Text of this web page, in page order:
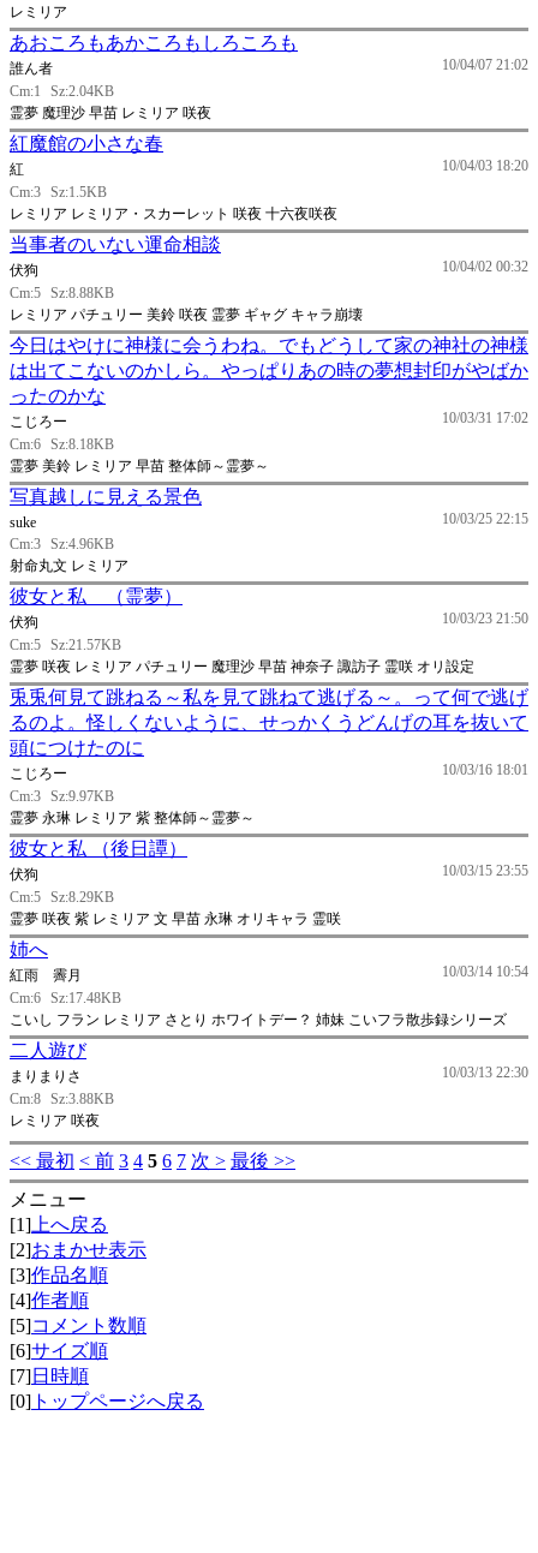
レミリア
あおころもあかころもしろころも
10/04/07 21:02
誰ん者
Cm:1
Sz:2.04KB
霊夢 魔理沙 早苗 レミリア 咲夜
紅魔館の小さな春
10/04/03 18:20
紅
Cm:3 Sz:1.5KB
レミリア レミリア・スカーレット 咲夜 十六夜咲夜
当事者のいない運命相談
10/04/02 00:32
伏狗
Cm:5 Sz:8.88KB
レミリア パチュリー 美鈴 咲夜 霊夢 ギャグ キャラ崩壊
今日はやけに神様に会うわね。でもどうして家の神社の神様
は出てこないのかしら。やっぱりあの時の夢想封印がやばか
ったのかな
10/03/31 17:02
こじろー
Cm:6 Sz:8.18KB
霊夢 美鈴 レミリア 早苗 整体師～霊夢～
写真越しに見える景色
10/03/25 22:15
suke
Cm:3 Sz:4.96KB
射命丸文 レミリア
彼女と私 （霊夢）
10/03/23 21:50
伏狗
Cm:5 Sz:21.57KB
霊夢 咲夜 レミリア パチュリー 魔理沙 早苗 神奈子 諏訪子 霊咲 オリ設定
兎兎何見て跳ねる～私を見て跳ねて逃げる～。って何で逃げ
るのよ。怪しくないように、せっかくうどんげの耳を抜いて
頭につけたのに
10/03/16 18:01
こじろー
Cm:3 Sz:9.97KB
霊夢 永琳 レミリア 紫 整体師～霊夢～
彼女と私 （後日譚）
10/03/15 23:55
伏狗
Cm:5 Sz:8.29KB
霊夢 咲夜 紫 レミリア 文 早苗 永琳 オリキャラ 霊咲
姉へ
10/03/14 10:54
紅雨 霽月
Cm:6 Sz:17.48KB
こいし フラン レミリア さとり ホワイトデー？ 姉妹 こいフラ散歩録シリーズ
二人遊び
10/03/13 22:30
まりまりさ
Cm:8 Sz:3.88KB
レミリア 咲夜
<< 最初 < 前 3 4 5 6 7 次 > 最後 >>
メニュー
[1] 上へ戻る
[2]おまかせ表示
[3]作品名順
[4]作者順
[5]コメント数順
[6]サイズ順
[7]日時順
[0] トップページへ戻る